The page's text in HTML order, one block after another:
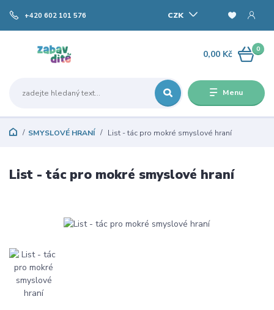
Menu
CZK
+420 602 101 576
0
0,00 Kč
SMYSLOVÉ HRANÍ List - tác pro mokré smyslové hraní
List - tác pro mokré smyslové hraní